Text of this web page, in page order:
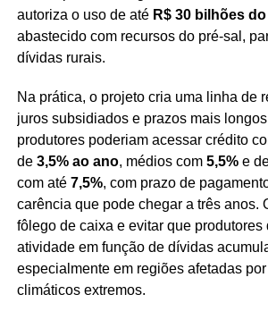
autoriza o uso de até R$ 30 bilhões
abastecido com recursos do pré-sal,
dívidas rurais.
Na prática, o projeto cria uma linha de
juros subsidiados e prazos mais
produtores poderiam acessar crédito
de 3,5% ao ano, médios com 5,5%e
com até 7,5%, com prazo de
carência que pode chegar a três anos.
fôlego de caixa e evitar que produtores
atividade em função de dívidas
especialmente em regiões afetadas
climáticos extremos.